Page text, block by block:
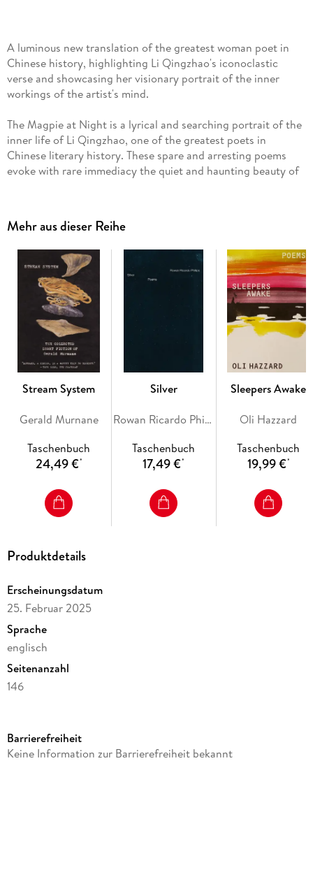
A luminous new translation of the greatest woman poet in
Chinese history, highlighting Li Qingzhao's iconoclastic
verse and showcasing her visionary portrait of the inner
workings of the artist's mind.
The Magpie at Night is a lyrical and searching portrait of the
inner life of Li Qingzhao, one of the greatest poets in
Chinese literary history. These spare and arresting poems
evoke with rare immediacy the quiet and haunting beauty of
shadow of exile, war, imprisonment, and an unwelcoming
literary establishment.
In Wendy Chen's splendid new translation, each of Li
Qingzhao's ci-lyrics that were originally set to music-is as
sharp and fresh as the edge of a new spring leaf. These richly
textured bolts of melody tell a story that will resonate with
scholars eager to restore this iconic figure to the canon of
classical Chinese poetry, as well as with contemporary
readers who will relate to the strikingly modern mode in
which she delivers her wry, unsentimental, and bracing
thoughts on art and posterity.
Mehr aus dieser Reihe
Stream System
Gerald Murnane
Taschenbuch
24,49 €*
Silver
Rowan Ricardo Phillips
Taschenbuch
17,49 €*
Sleepers Awake
Oli Hazzard
Taschenbuch
19,99 €*
Produktdetails
Erscheinungsdatum
25. Februar 2025
Sprache
englisch
Seitenanzahl
146
Autor/Autorin
Barrierefreiheit
Keine Information zur Barrierefreiheit bekannt